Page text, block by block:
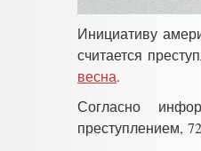
Инициативу
считается
весна.
Согласно
преступлением,